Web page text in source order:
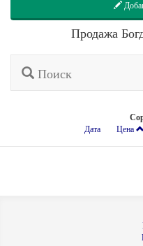
Продажа
Поиск
Дата
Цена